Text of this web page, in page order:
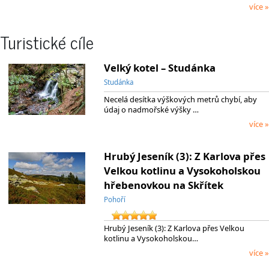
více »
Turistické cíle
Velký kotel – Studánka
Studánka
Necelá desítka výškových metrů chybí, aby
údaj o nadmořské výšky …
více »
Hrubý Jeseník (3): Z Karlova přes
Velkou kotlinu a Vysokoholskou
hřebenovkou na Skřítek
Pohoří
Hrubý Jeseník (3): Z Karlova přes Velkou
kotlinu a Vysokoholskou…
více »